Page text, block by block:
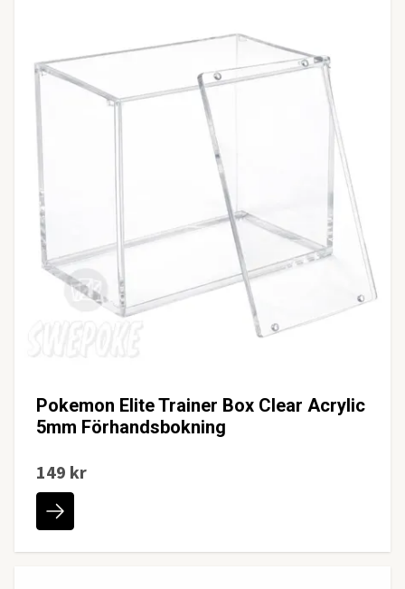
Pokemon Elite Trainer Box Clear Acrylic
5mm Förhandsbokning
149 kr